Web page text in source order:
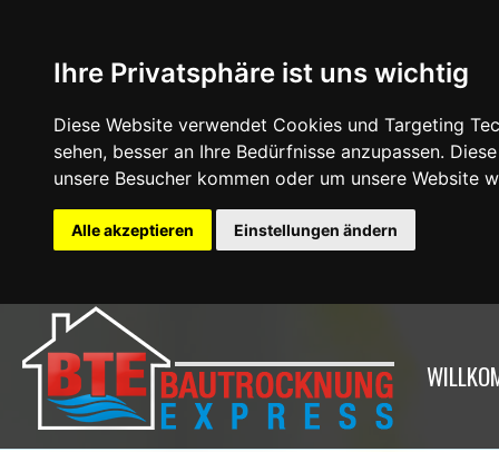
Ihre Privatsphäre ist uns wichtig
Diese Website verwendet Cookies und Targeting
sehen, besser an Ihre Bedürfnisse anzupassen.
unsere Besucher kommen oder um unsere Website
Alle akzeptieren Einstellungen ändern